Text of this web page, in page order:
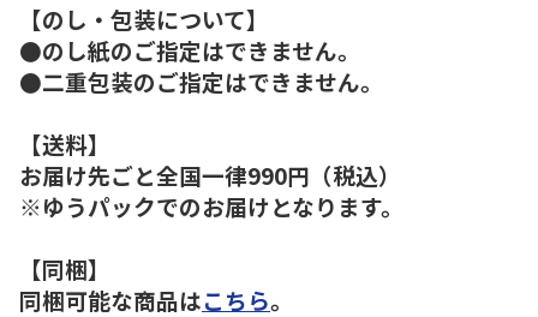
【のし・包装について】
●のし紙のご指定はできません。
●二重包装のご指定はできません。
【送料】
お届け先ごと全国一律990円（税込）
※ゆうパックでのお届けとなります。
【同梱】
同梱可能な商品はこちら。